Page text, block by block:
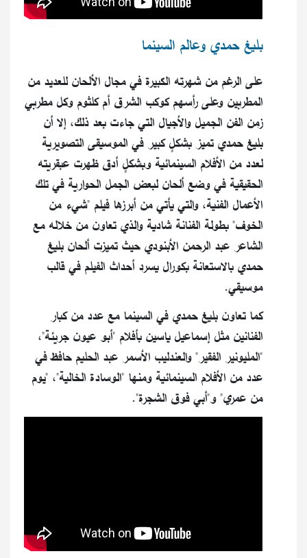
بليغ حمدي وعالم السينما
على الرغم من شهرته الكبيرة في مجال الألحان للعديد من
المطربين وعلى رأسهم كوكب الشرق أم كلثوم وكل مطربي
زمن الفن الجميل والأجيال التي جاءت بعد ذلك، إلا أن
بليغ حمدي تميز بشكلٍ كبير في الموسيقى التصويرية
لعدد من الأفلام السينمائية وبشكلٍ أدق ظهرت عبقريته
الحقيقية في وضع ألحان لبعض الجمل الحوارية في تلك
الأعمال الفنية، والتي يأتي من أبرزها فيلم "شيء من
الخوف" بطولة الفنانة شادية والذي تعاون من خلاله مع
الشاعر عبد الرحمن الأبنودي حيث تميزت ألحان بليغ
حمدي بالاستعانة بكورال يسرد أحداث الفيلم في قالب
موسيقي.
كما تعاون بليغ حمدي في السينما مع عدد من كبار
الفنانين مثل إسماعيل ياسين بأفلام "أبو عيون جريئة"،
"المليونير الفقير" والعندليب الأسمر عبد الحليم حافظ في
عدد من الأفلام السينمائية ومنها "الوسادة الخالية"، "يوم
من عمري" و"أبي فوق الشجرة".